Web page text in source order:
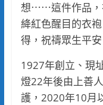
想⋯⋯這件作品，
絳紅色醒目的衣
得，祝禱眾生平安
1927年創立、現
燈22年後由上善
護，2020年10月